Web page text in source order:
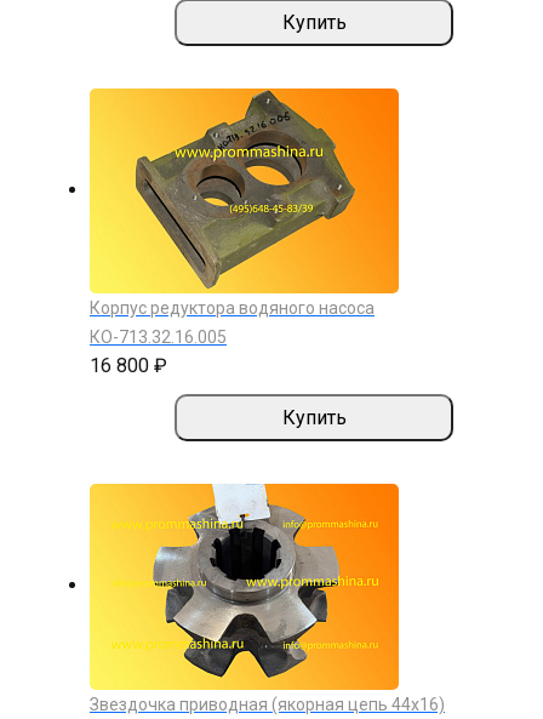
Купить
Корпус редуктора водяного насоса
КО-713.32.16.005
16 800 ₽
Купить
Звездочка приводная (якорная цепь 44х16)